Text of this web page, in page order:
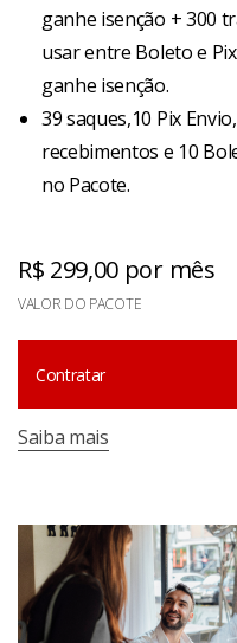
ganhe isenção + 300
usar entre Boleto e
ganhe isenção.
39 saques,10 Pix
recebimentos e 10
no Pacote.
R$ 299,00 por mês
VALOR DO PACOTE
Contratar
Saiba mais